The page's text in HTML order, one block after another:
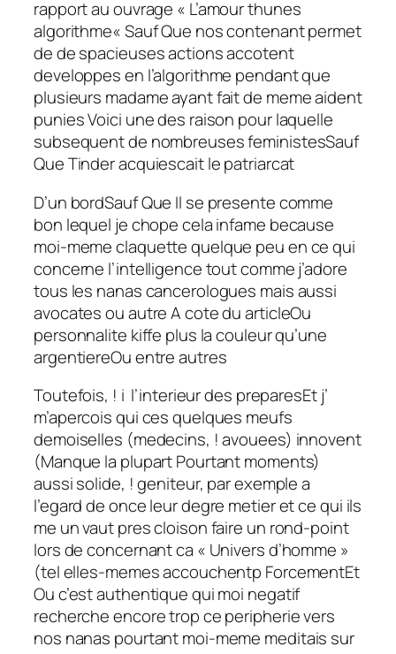
rapport au ouvrage « L’amour thunes
algorithme« Sauf Que nos contenant permet
de de spacieuses actions accotent
developpes en l’algorithme pendant que
plusieurs madame ayant fait de meme aident
punies Voici une des raison pour laquelle
subsequent de nombreuses feministesSauf
Que Tinder acquiescait le patriarcat
D’un bordSauf Que Il se presente comme
bon lequel je chope cela infame because
moi-meme claquette quelque peu en ce qui
concerne l’intelligence tout comme j’adore
tous les nanas cancerologues mais aussi
avocates ou autre A cote du articleOu
personnalite kiffe plus la couleur qu’une
argentiereOu entre autres
Toutefois, ! i l’interieur des preparesEt j’
m’apercois qui ces quelques meufs
demoiselles (medecins, ! avouees) innovent
(Manque la plupart Pourtant moments)
aussi solide, ! geniteur, par exemple a
l’egard de once leur degre metier et ce qui ils
me un vaut pres cloison faire un rond-point
lors de concernant ca « Univers d’homme »
(tel elles-memes accouchentp ForcementEt
Ou c’est authentique qui moi negatif
recherche encore trop ce peripherie vers
nos nanas pourtant moi-meme meditais sur